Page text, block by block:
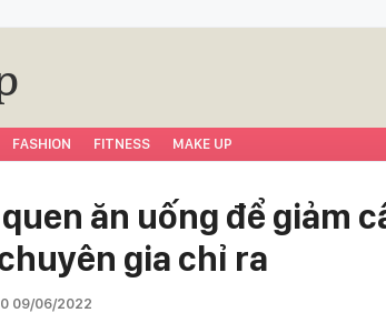
FASHION FITNESS MAKE UP
ăn uống để giảm
gia chỉ ra
09/06/2022